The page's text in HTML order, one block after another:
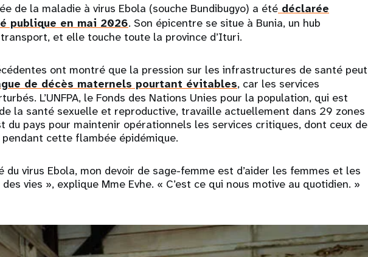
de la maladie à virus Ebola (souche Bundibugyo) a été déclarée
publique en mai 2026. Son épicentre se situe à Bunia, un hub
et elle touche toute la province d’Ituri.
ont montré que la pression sur les infrastructures de santé peut
de décès maternels pourtant évitables, car les services
L’UNFPA, le Fonds des Nations Unies pour la population, qui est
la santé sexuelle et reproductive, travaille actuellement dans 29 zones
du pays pour maintenir opérationnels les services critiques, dont ceux de
cette flambée épidémique.
du virus Ebola, mon devoir de sage-femme est d’aider les femmes et les
vies », explique Mme Evhe. « C’est ce qui nous motive au quotidien. »